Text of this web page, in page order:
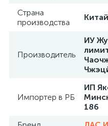
Страна
производства
Китай
Производитель
ИУ
Импортер в РБ
ИП
186